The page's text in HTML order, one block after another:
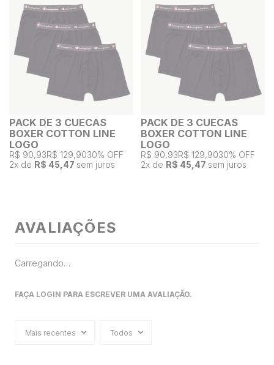
PACK DE 3 CUECAS
BOXER COTTON LINE
LOGO
R$ 90,93R$ 129,9030% OFF
2x de R$ 45,47 sem juros
PACK DE 3 CUECAS
BOXER COTTON LINE
LOGO
R$ 90,93R$ 129,9030% OFF
2x de R$ 45,47 sem juros
AVALIAÇÕES
Carregando…
FAÇA LOGIN PARA ESCREVER UMA AVALIAÇÃO.
Mais recentes Todos